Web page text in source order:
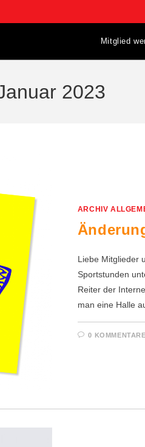
Mitglied
2023
ARCHIV
Liebe Mitglieder
Sportstunden
Reiter der
man eine Halle
0 KOMMENTARE